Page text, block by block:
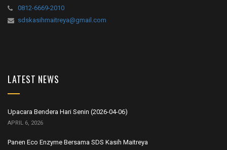
0812-6669-2010
sdskasihmaitreya@gmail.com
LATEST NEWS
Upacara Bendera Hari Senin (2026-04-06)
APRIL 6, 2026
Panen Eco Enzyme Bersama SDS Kasih Maitreya